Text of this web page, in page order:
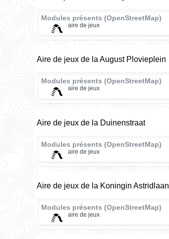
Modules présents (OpenStreetMap)
aire de jeux
Aire de jeux de la August Plovieplein
Modules présents (OpenStreetMap)
aire de jeux
Aire de jeux de la Duinenstraat
Modules présents (OpenStreetMap)
aire de jeux
Aire de jeux de la Koningin Astridlaan
Modules présents (OpenStreetMap)
aire de jeux